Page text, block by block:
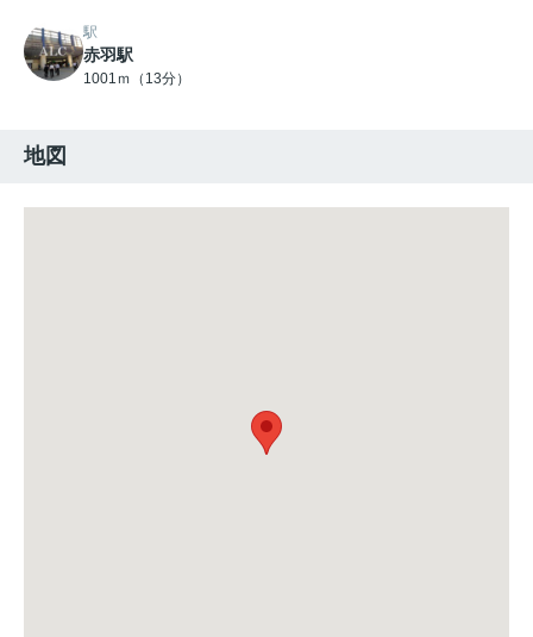
駅
赤羽駅
1001ｍ（13分）
地図